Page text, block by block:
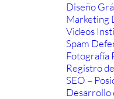
Diseño
Marketing
Videos
Spam
Fotografía
Registro
SEO –
Desarrollo